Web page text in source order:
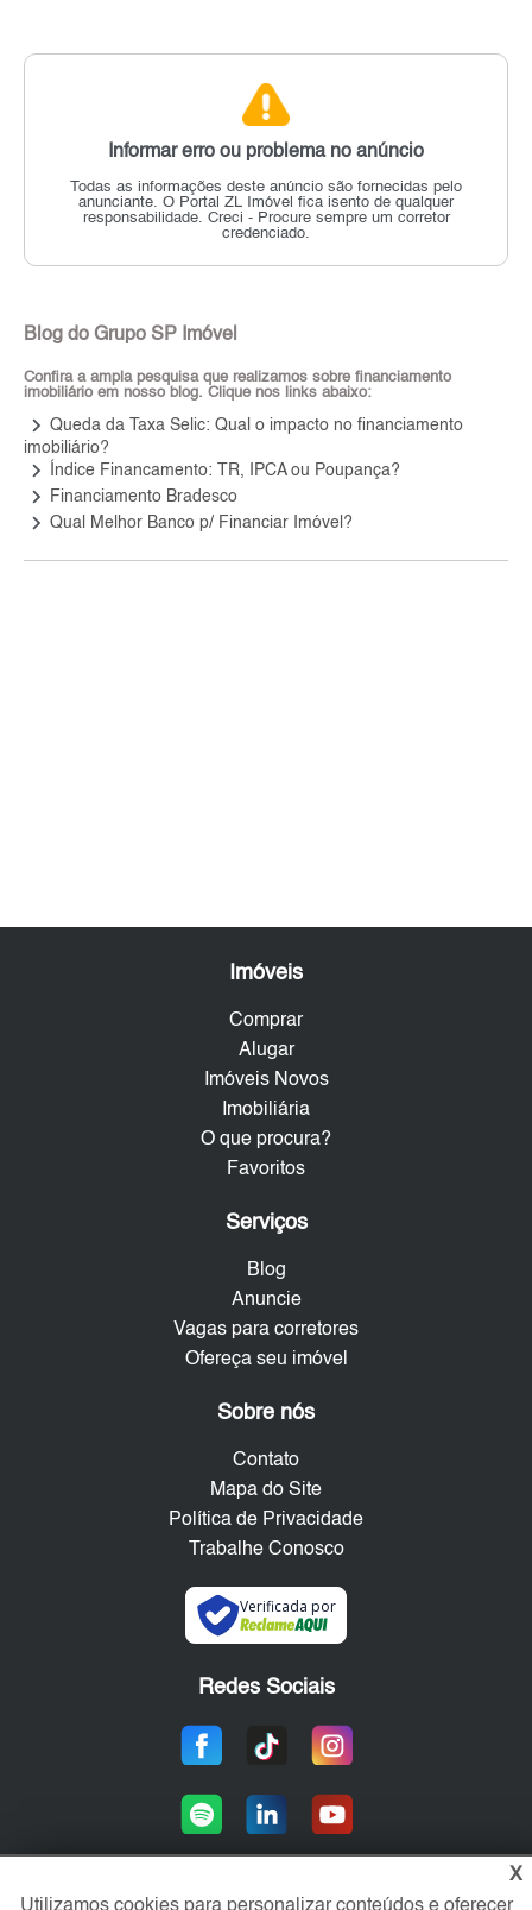
Informar erro ou problema no anúncio
Todas as informações deste anúncio são fornecidas pelo
anunciante. O Portal ZL Imóvel fica isento de qualquer
responsabilidade. Creci - Procure sempre um corretor
credenciado.
Blog do Grupo SP Imóvel
Confira a ampla pesquisa que realizamos sobre financiamento
imobiliário em nosso blog. Clique nos links abaixo:
keyboard_arrow_right Queda da Taxa Selic: Qual o impacto no financiamento
imobiliário?
keyboard_arrow_right Índice Financamento: TR, IPCA ou Poupança?
keyboard_arrow_right Financiamento Bradesco
keyboard_arrow_right Qual Melhor Banco p/ Financiar Imóvel?
Imóveis
Comprar
Alugar
Imóveis Novos
Imobiliária
O que procura?
Favoritos
Serviços
Blog
Anuncie
Vagas para corretores
Ofereça seu imóvel
Sobre nós
Contato
Mapa do Site
Política de Privacidade
Trabalhe Conosco
Verificada por
Redes Sociais
X